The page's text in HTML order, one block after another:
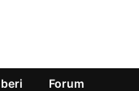
Forum